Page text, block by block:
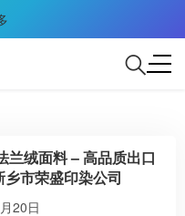
兰绒面料 – 高品质出口
乡市荣盛印染公司
20日